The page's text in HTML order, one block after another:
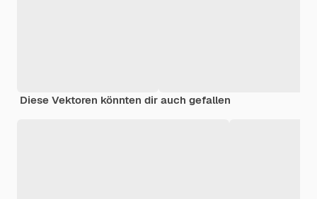
Diese Vektoren könnten dir auch gefallen